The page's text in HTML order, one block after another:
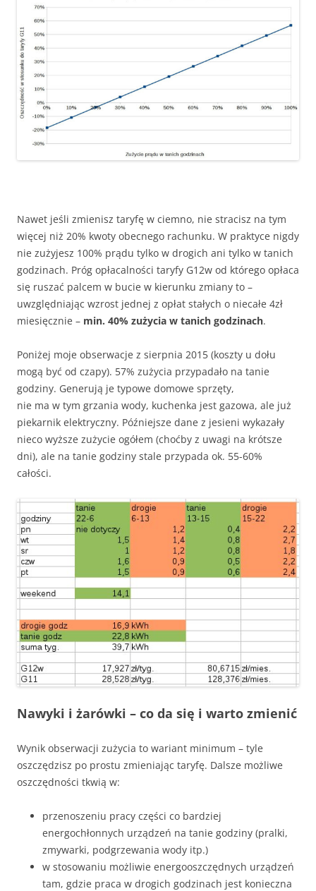
Nawet jeśli zmienisz taryfę w ciemno, nie stracisz na tym
więcej niż 20% kwoty obecnego rachunku. W praktyce nigdy
nie zużyjesz 100% prądu tylko w drogich ani tylko w tanich
godzinach. Próg opłacalności taryfy G12w od którego opłaca
się ruszać palcem w bucie w kierunku zmiany to –
uwzględniając wzrost jednej z opłat stałych o niecałe 4zł
miesięcznie – min. 40% zużycia w tanich godzinach.
Poniżej moje obserwacje z sierpnia 2015 (koszty u dołu
mogą być od czapy). 57% zużycia przypadało na tanie
godziny. Generują je typowe domowe sprzęty,
nie ma w tym grzania wody, kuchenka jest gazowa, ale już
piekarnik elektryczny. Późniejsze dane z jesieni wykazały
nieco wyższe zużycie ogółem (choćby z uwagi na krótsze
dni), ale na tanie godziny stale przypada ok. 55-60%
całości.
Nawyki i żarówki – co da się i warto zmienić
Wynik obserwacji zużycia to wariant minimum – tyle
oszczędzisz po prostu zmieniając taryfę. Dalsze możliwe
oszczędności tkwią w:
przenoszeniu pracy części co bardziej
energochłonnych urządzeń na tanie godziny (pralki,
zmywarki, podgrzewania wody itp.)
w stosowaniu możliwie energooszczędnych urządzeń
tam, gdzie praca w drogich godzinach jest konieczna